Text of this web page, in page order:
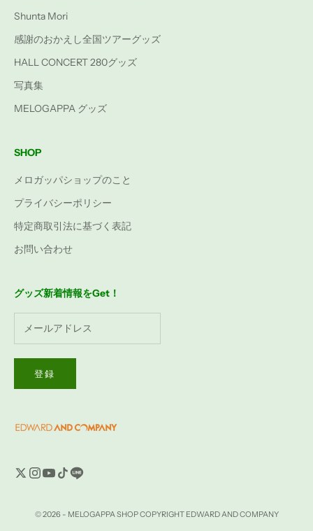
Shunta Mori
感謝のおかえし全国ツアーグッズ
HALL CONCERT 280グッズ
写真集
MELOGAPPA グッズ
SHOP
メロガッパショップのこと
プライバシーポリシー
特定商取引法に基づく表記
お問い合わせ
グッズ新着情報をGet！
登録
© 2026 - MELOGAPPA SHOP COPYRIGHT EDWARD AND COMPANY